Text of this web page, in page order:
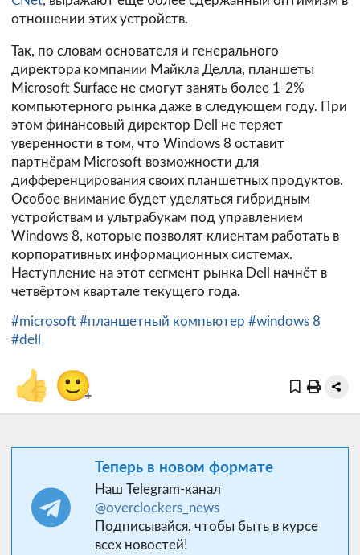
отношении этих устройств.
Так, по словам основателя и генерального
директора компании Майкла Делла, планшеты
Microsoft Surface не смогут занять более 1-2%
компьютерного рынка даже в следующем году. При
этом финансовый директор Dell не теряет
уверенности в том, что Windows 8 оставит
партнёрам Microsoft возможности для
дифференцирования своих планшетных продуктов.
Особое внимание будет уделяться гибридным
устройствам и ультрабукам под управлением
Windows 8, которые позволят клиентам работать в
корпоративных информационных системах.
Наступление на этот сегмент рынка Dell начнёт в
четвёртом квартале текущего года.
#microsoft #планшетный компьютер #windows 8
#dell
👍 🙂+
Теперь в новом формате
Наш Telegram-канал
@overclockers_news
Подписывайся, чтобы быть в курсе
всех новостей!